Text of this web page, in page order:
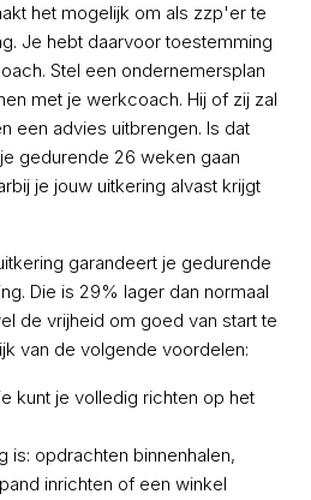
het mogelijk om als zzp'er te
Je hebt daarvoor toestemming
Stel een ondernemersplan
met je werkcoach. Hij of zij zal
een advies uitbrengen. Is dat
gedurende 26 weken gaan
je jouw uitkering alvast krijgt
garandeert je gedurende
Die is 29% lager dan normaal
de vrijheid om goed van start te
van de volgende voordelen:
kunt je volledig richten op het
is: opdrachten binnenhalen,
inrichten of een winkel